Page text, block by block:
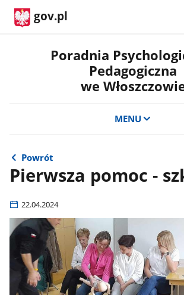
gov.pl
Poradnia
Pedagogiczna
we
MENU
Powrót
Pierwsza pomoc -
22.04.2024